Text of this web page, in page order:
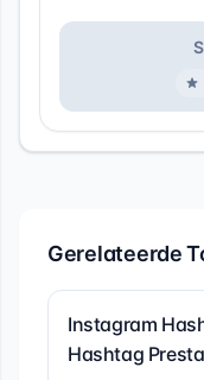
Gerelateerde
Instagram
Hashtag